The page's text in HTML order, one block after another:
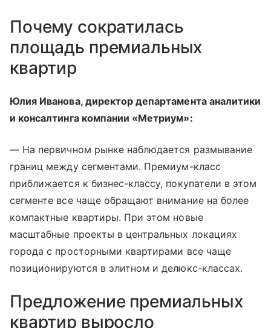
Почему сократилась
площадь премиальных
квартир
Юлия Иванова, директор департамента аналитики
и консалтинга компании «Метриум»:
— На первичном рынке наблюдается размывание
границ между сегментами. Премиум-класс
приближается к бизнес-классу, покупатели в этом
сегменте все чаще обращают внимание на более
компактные квартиры. При этом новые
масштабные проекты в центральных локациях
города с просторными квартирами все чаще
позиционируются в элитном и делюкс-классах.
Предложение премиальных
квартир выросло